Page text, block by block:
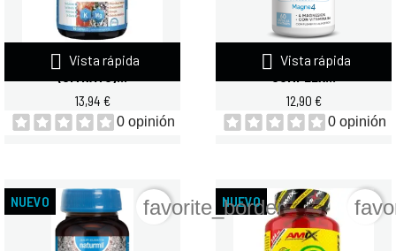
 Vista rápida
NATURMIL POTASIO
13,94 €
0 opinión
 Vista rápida
FERALIVE MAGNESIO
12,90 €
0 opinión
NUEVO favorite_border
NUEVO